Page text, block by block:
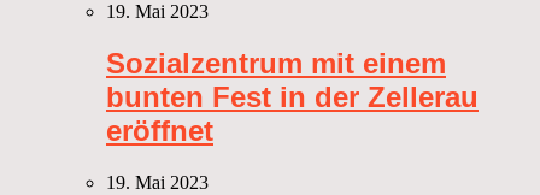
19. Mai 2023
Sozialzentrum mit einem
bunten Fest in der Zellerau
eröffnet
19. Mai 2023